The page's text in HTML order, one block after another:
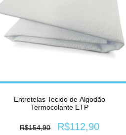
Entretelas Tecido de Algodão
Termocolante ETP
R$154,90 R$112,90